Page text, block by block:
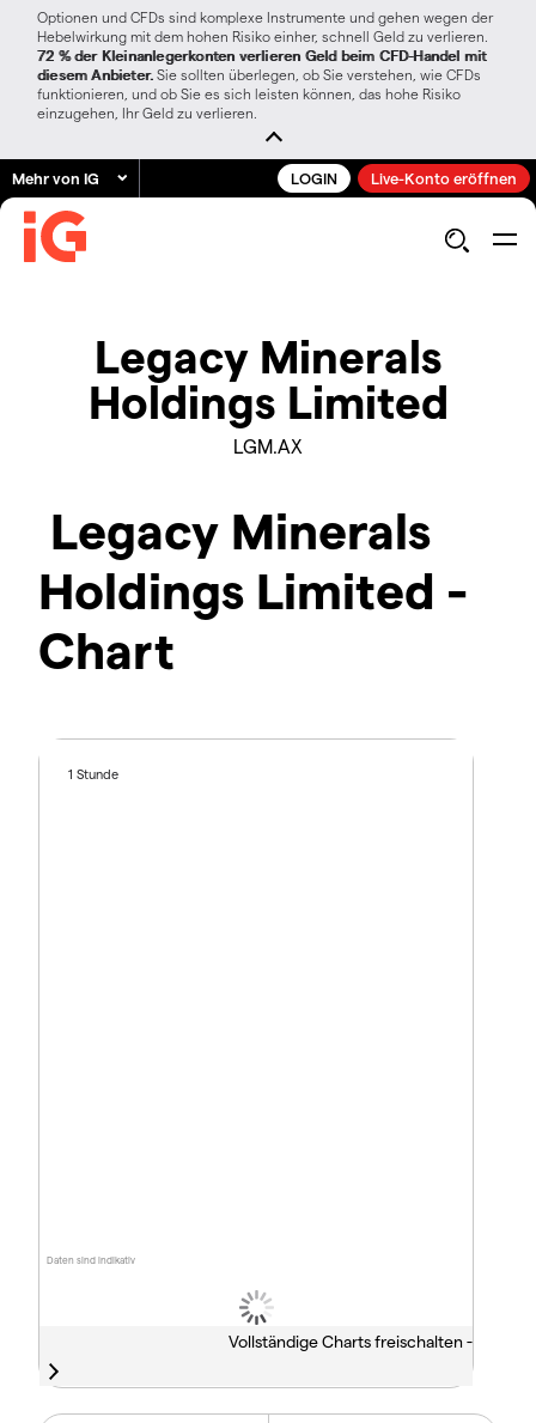
Optionen und CFDs sind komplexe Instrumente und gehen wegen der
Hebelwirkung mit dem hohen Risiko einher, schnell Geld zu verlieren.
72 % der Kleinanlegerkonten verlieren Geld beim CFD-Handel mit
diesem Anbieter. Sie sollten überlegen, ob Sie verstehen, wie CFDs
funktionieren, und ob Sie es sich leisten können, das hohe Risiko
einzugehen, Ihr Geld zu verlieren.
Mehr von IG LOGIN Live-Konto eröffnen
Legacy Minerals
Holdings Limited
LGM.AX
Legacy Minerals
Holdings Limited -
Chart
Daten sind indikativ
1 Stunde
Vollständige Charts freischalten -